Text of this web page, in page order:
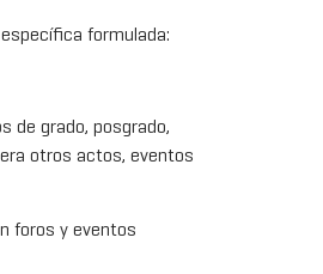
formulada:
de grado, posgrado,
otros actos, eventos
foros y eventos